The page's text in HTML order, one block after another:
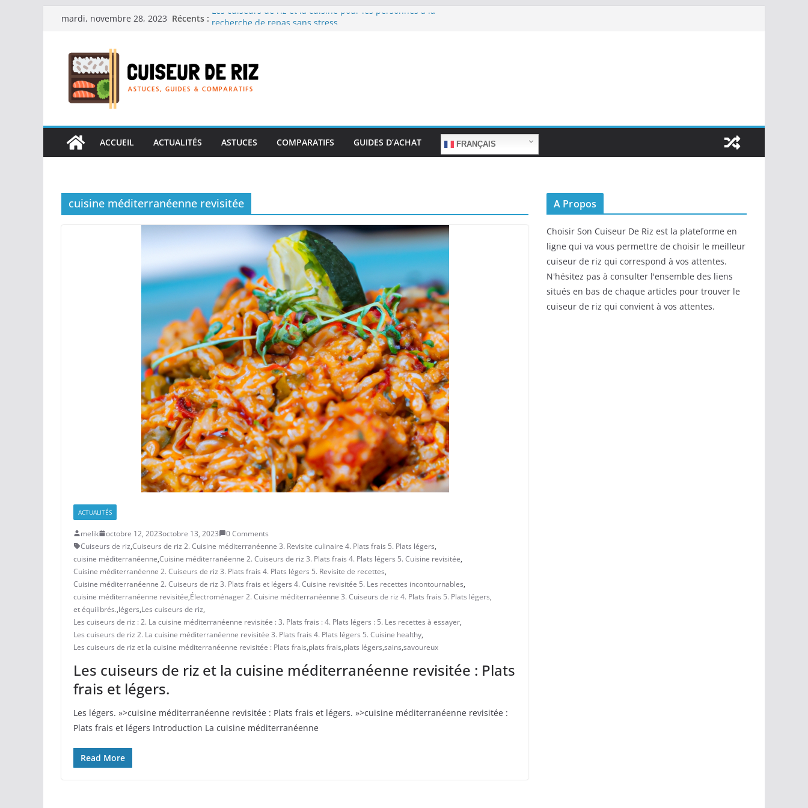
Passermardi, novembre 28, 2023 Récents : Les cuiseurs de riz et la cuisine pour les personnes à la
Les cuiseurs de riz pour les familles nombreuses : Cuisson
en grande quantité.
Les cuiseurs de riz et la préparation de plats pour les
réconfortants.
ACCUEIL
ACTUALITÉS ASTUCES COMPARATIFS GUIDES D’ACHAT FRANÇAIS
cuisine méditerranéenne revisitée
ACTUALITÉS
melik octobre 12, 2023octobre 13, 2023
0 Comments
Cuiseurs de riz,Cuiseurs de riz 2. Cuisine méditerranéenne 3. Revisite culinaire 4. Plats frais 5. Plats légers,
cuisine méditerranéenne,Cuisine méditerranéenne 2. Cuiseurs de riz 3. Plats frais 4. Plats légers 5. Cuisine revisitée,
Cuisine méditerranéenne 2. Cuiseurs de riz 3. Plats frais 4. Plats légers 5. Revisite de recettes,
Cuisine méditerranéenne 2. Cuiseurs de riz 3. Plats frais et légers 4. Cuisine revisitée 5. Les recettes incontournables,
cuisine méditerranéenne revisitée,Électroménager 2. Cuisine méditerranéenne 3. Cuiseurs de riz 4. Plats frais 5. Plats légers,
et équilibrés.,légers,Les cuiseurs de riz,
Les cuiseurs de riz : 2. La cuisine méditerranéenne revisitée : 3. Plats frais : 4. Plats légers : 5. Les recettes à essayer,
Les cuiseurs de riz 2. La cuisine méditerranéenne revisitée 3. Plats frais 4. Plats légers 5. Cuisine healthy,
Les cuiseurs de riz et la cuisine méditerranéenne revisitée : Plats frais,plats frais,plats légers,sains,savoureux
Les cuiseurs de riz et la cuisine méditerranéenne revisitée : Plats
frais et légers.
Les légers. »>cuisine méditerranéenne revisitée : Plats frais et légers. »>cuisine méditerranéenne ‍revisitée :
Plats frais et légers Introduction La cuisine méditerranéenne
Read More
A Propos
Choisir Son Cuiseur De Riz est la plateforme en
ligne qui va vous permettre de choisir le meilleur
cuiseur de riz qui correspond à vos attentes.
N'hésitez pas à consulter l'ensemble des liens
situés en bas de chaque articles pour trouver le
cuiseur de riz qui convient à vos attentes.